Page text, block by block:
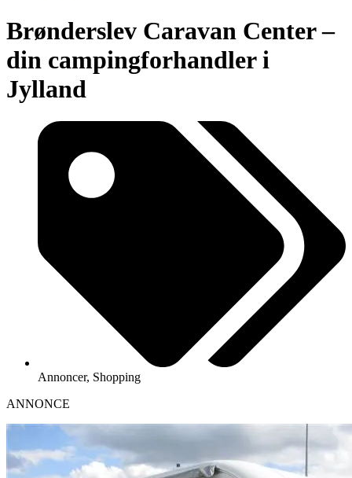
Brønderslev Caravan Center –
din campingforhandler i
Jylland
Annoncer, Shopping
ANNONCE